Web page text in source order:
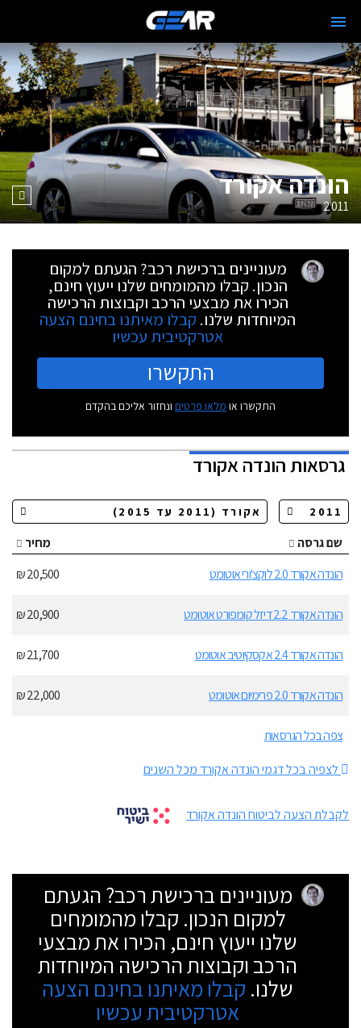
הונדה אקורד
2011
מעוניינים ברכישת רכב? הגעתם למקום
הנכון. קבלו מהמומחים שלנו ייעוץ חינם,
הכירו את מבצעי הרכב וקבוצות הרכישה
המיוחדות שלנו. קבלו מאיתנו בחינם הצעה
אטרקטיבית עכשיו
התקשרו
התקשרו או מלאו פרטים ונחזור אליכם בהקדם
גרסאותהונדה אקורד
שם גרסה
מחיר
הונדה אקורד 2.0 לוקצ'ורי אוטומט
20,500 ₪
הונדה אקורד 2.2 דיזל קומפורט אוטומט 20,900 ₪
הונדה אקורד 2.4 אקסקיוטיב אוטומט 21,700 ₪
הונדה אקורד 2.0 פרימיום אוטומט 22,000 ₪
צפה בכל הגרסאות
לצפיה בכל דגמי הונדה אקורד מכל השנים
לקבלת הצעה לביטוח הונדה אקורד
מעוניינים ברכישת רכב? הגעתם
למקום הנכון. קבלו מהמומחים
שלנו ייעוץ חינם, הכירו את מבצעי
הרכב וקבוצות הרכישה המיוחדות
שלנו. קבלו מאיתנו בחינם הצעה
אטרקטיבית עכשיו